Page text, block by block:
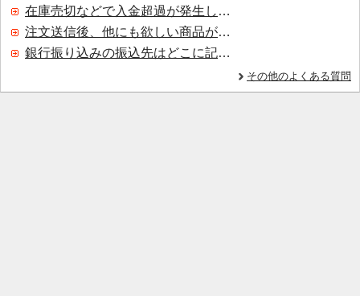
在庫売切などで入金超過が発生した場合はいつ返金されますか？
注文送信後、他にも欲しい商品が見つかった場合、追加注文できますか？
銀行振り込みの振込先はどこに記載されていますか？
その他のよくある質問